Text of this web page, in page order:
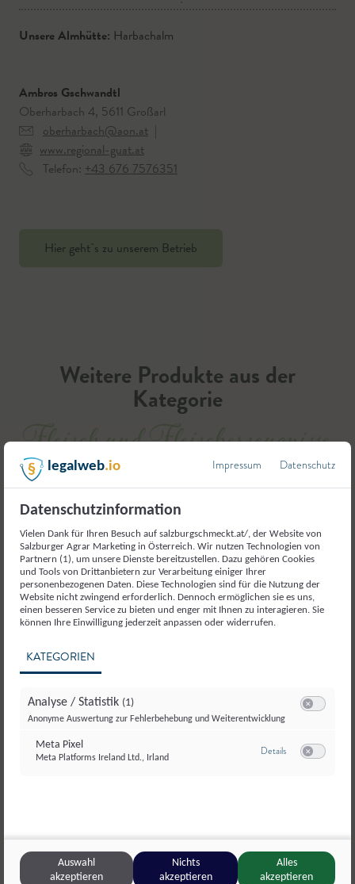
Unsere Almhütte: Harbachalm
Ambros Gschwandtl
Oberharbach 4, 5611 Großarl
oberharbach@aon.at |
www.regional-guat.at
Telefon: +43 676 7576351
Hier geht`s zu unserem Betrieb
Weitere Produkte aus der
Kategorie
Fleisch und Fleischerzeugnisse
Aignerhof,Muhr
Hirschschinken
Butcher
Pulled
legalweb.io Impressum Datenschutz
Datenschutzinformation
Vielen Dank für Ihren Besuch auf salzburgschmeckt.at/, der Website von
Salzburger Agrar Marketing in Österreich. Wir nutzen Technologien von
Partnern (1), um unsere Dienste bereitzustellen. Dazu gehören Cookies
und Tools von Drittanbietern zur Verarbeitung einiger Ihrer
personenbezogenen Daten. Diese Technologien sind für die Nutzung der
Website nicht zwingend erforderlich. Dennoch ermöglichen sie es uns,
einen besseren Service zu bieten und enger mit Ihnen zu interagieren. Sie
können Ihre Einwilligung jederzeit anpassen oder widerrufen.
KATEGORIEN
Analyse / Statistik (1)
Anonyme Auswertung zur Fehlerbehebung und Weiterentwicklung
Meta Pixel
Meta Platforms Ireland Ltd., Irland
Detailszu Meta Pixel
Auswahl
akzeptieren
Nichts
akzeptieren
Alles
akzeptieren